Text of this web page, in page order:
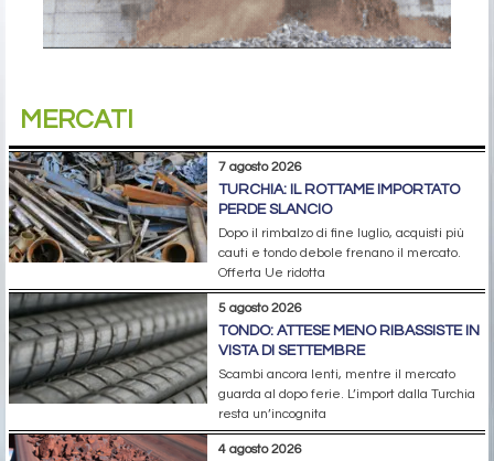
MERCATI
7 agosto 2026
TURCHIA: IL ROTTAME IMPORTATO
PERDE SLANCIO
Dopo il rimbalzo di fine luglio, acquisti più
cauti e tondo debole frenano il mercato.
Offerta Ue ridotta
5 agosto 2026
TONDO: ATTESE MENO RIBASSISTE IN
VISTA DI SETTEMBRE
Scambi ancora lenti, mentre il mercato
guarda al dopo ferie. L’import dalla Turchia
resta un’incognita
4 agosto 2026